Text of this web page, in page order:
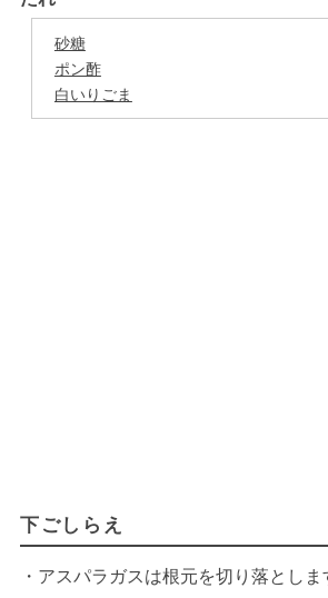
砂糖
ポン酢
白いりごま
下ごしらえ
・アスパラガスは根元を切り落としま